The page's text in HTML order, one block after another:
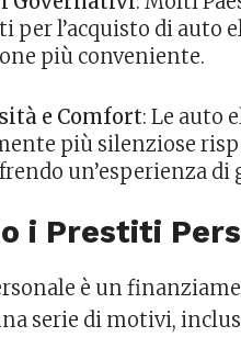
per l’acquisto di auto
più conveniente.
e Comfort: Le auto
più silenziose
un’esperienza
i Prestiti
è un
serie di motivi,